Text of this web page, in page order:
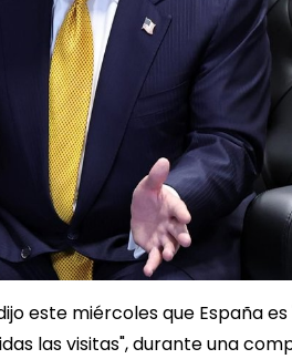
este miércoles que España
las visitas", durante una